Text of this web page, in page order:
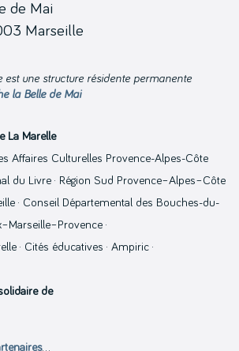
de Mai
Marseille
est une structure résidente permanente
la Belle de Mai
La Marelle
Affaires Culturelles Provence-Alpes-Côte
du Livre · Région Sud Provence–Alpes–Côte
· Conseil Départemental des Bouches-du-
·
· Cités éducatives · Ampiric ·
de